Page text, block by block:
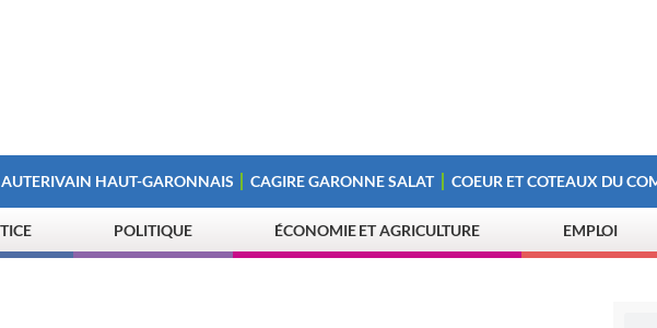
HAUT-GARONNAIS CAGIRE GARONNE SALAT COEUR ET COTEAUX DU
POLITIQUE ÉCONOMIE ET AGRICULTURE EMPLOI